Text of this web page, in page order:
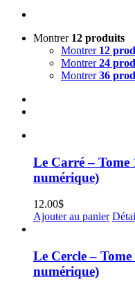
Montrer 12 produits
Montrer 12
Montrer24
Montrer36
Le Carré – Tome
numérique)
12.00$
Ajouter au panier
Le Cercle –
numérique)